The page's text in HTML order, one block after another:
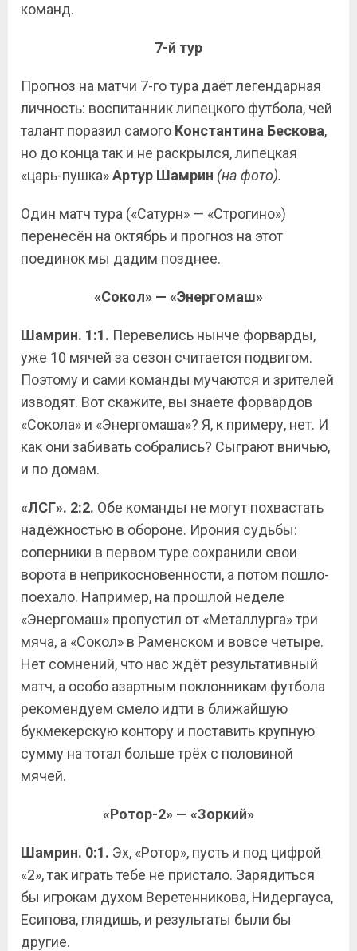
команд.
7-й тур
Прогноз на матчи 7-го тура даёт легендарная
личность: воспитанник липецкого футбола, чей
талант поразил самого Константина Бескова,
но до конца так и не раскрылся, липецкая
«царь-пушка»Артур Шамрин (на фото).
Один матч тура («Сатурн» — «Строгино»)
перенесён на октябрь и прогноз на этот
поединок мы дадим позднее.
«Сокол» — «Энергомаш»
Шамрин. 1:1. Перевелись нынче форварды,
уже 10 мячей за сезон считается подвигом.
Поэтому и сами команды мучаются и зрителей
изводят. Вот скажите, вы знаете форвардов
«Сокола» и «Энергомаша»? Я, к примеру, нет. И
как они забивать собрались? Сыграют вничью,
и по домам.
«ЛСГ». 2:2. Обе команды не могут похвастать
надёжностью в обороне. Ирония судьбы:
соперники в первом туре сохранили свои
ворота в неприкосновенности, а потом пошло-
поехало. Например, на прошлой неделе
«Энергомаш» пропустил от «Металлурга» три
мяча, а «Сокол» в Раменском и вовсе четыре.
Нет сомнений, что нас ждёт результативный
матч, а особо азартным поклонникам футбола
рекомендуем смело идти в ближайшую
букмекерскую контору и поставить крупную
сумму на тотал больше трёх с половиной
мячей.
«Ротор-2» — «Зоркий»
Шамрин. 0:1. Эх, «Ротор», пусть и под цифрой
«2», так играть тебе не пристало. Зарядиться
бы игрокам духом Веретенникова, Нидергауса,
Есипова, глядишь, и результаты были бы
другие.